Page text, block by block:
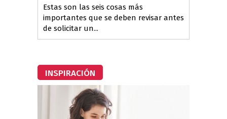
Estas son las seis cosas más
importantes que se deben revisar antes
de solicitar un...
INSPIRACIÓN